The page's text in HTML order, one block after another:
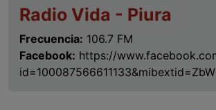
Radio Vida - Piura
Frecuencia: 106.7 FM
Facebook: https://